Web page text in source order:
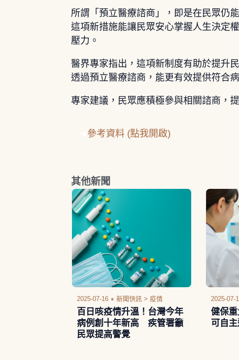
所謂「預立醫療諮商」，即是在民眾仍
這項新措施能讓民眾安心掌握人生決定
壓力。
醫界專家指出，這項新制度有助於提升
透過預立醫療諮商，能更有效提供符合
專家建議，民眾應積極參與相關諮商，
參考資料 (點我開啟)
其他新聞
2025-07-16 新聞快訊 >疫情
百日咳疫情升溫！台灣今年
病例創十年新高 疾管署籲
民眾提高警覺
2025-07-
健保
可自